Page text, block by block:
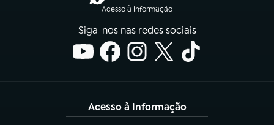
Acesso à Informação
Siga-nos nas redes sociais
Acesso à Informação